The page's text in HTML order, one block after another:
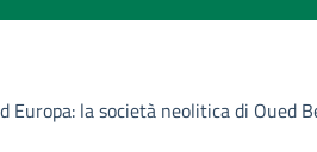
Europa: la società neolitica di Oued